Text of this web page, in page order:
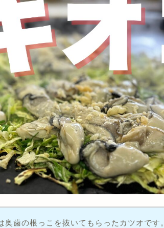
奥歯の根っこを抜いてもらったカツオです